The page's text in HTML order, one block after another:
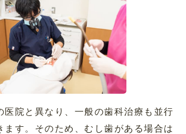
医院と異なり、一般の歯科治療も並行
ます。そのため、むし歯がある場合は